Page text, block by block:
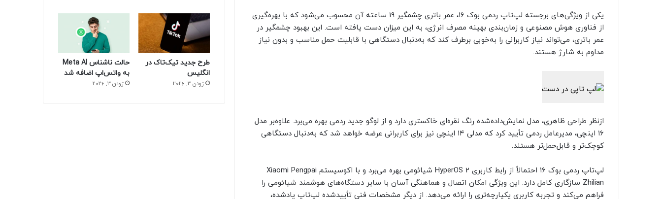
یکی از ویژگی‌های برجسته لپ‌تاپ ردمی بوک ۱۶، عمر باتری چشمگیر ۱۹ ساعته آن محسوب می‌شود که با بهره‌گیری
از فناوری هوش مصنوعی و زمان‌بندی بهینه مصرف انرژی، به این میزان دست‌ یافته است. این بهبود چشمگیر در
عمر باتری، می‌تواند نیاز کاربرانی را به‌خوبی برطرف کند که به‌دنبال دستگاهی با قابلیت حمل مناسب و بدون نیاز
مداوم به شارژ هستند.
ازنظر طراحی ظاهری، مدل نمایش‌داده‌شده رنگ نقره‌ای خاکستری دارد و از لوگو جدید ردمی بهره می‌برد. علاوه‌بر مدل
۱۶ اینچی، مدیرعامل ردمی تأیید کرد که مدلی ۱۴ اینچی نیز برای کاربرانی عرضه خواهد شد که به‌دنبال دستگاهی
کوچک‌تر و قابل‌حمل‌تر هستند.
لپ‌تاپ ردمی بوک ۱۶ احتمالاً از رابط کاربری HyperOS 2 شیائومی بهره می‌برد و با اکوسیستم Xiaomi Pengpai
Zhilian سازگاری کامل دارد. این ویژگی امکان اتصال و هماهنگی آسان با سایر دستگاه‌های هوشمند شیائومی را
فراهم می‌کند و تجربه کاربری یکپارچه‌تری را ارائه می‌دهد. از دیگر مشخصات فنی تأیید‌شده لپ‌تاپ یادشده،
طرح جدید تیک‌تاک در
انگلیس
ژوئن 3, 2026
حالت ناشناس Meta AI
به واتس‌اپ اضافه شد
ژوئن 3, 2026